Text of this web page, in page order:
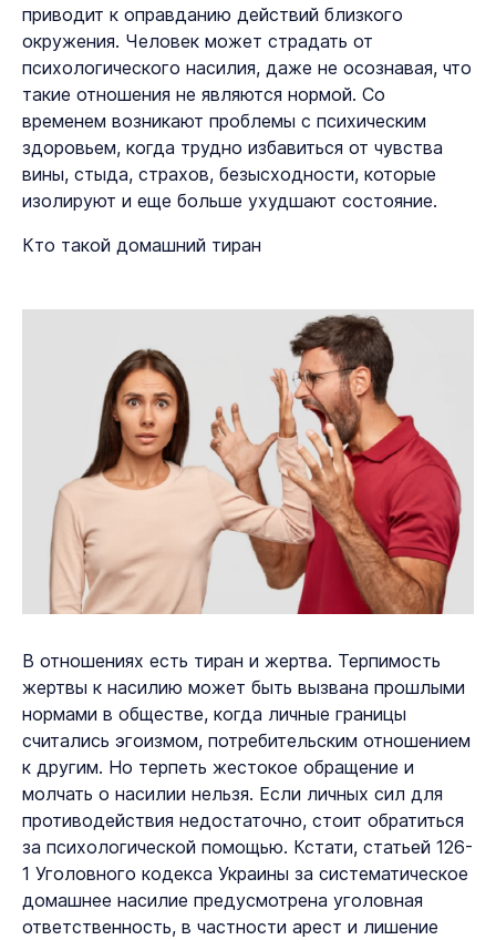
приводит к оправданию действий близкого
окружения. Человек может страдать от
психологического насилия, даже не осознавая, что
такие отношения не являются нормой. Со
временем возникают проблемы с психическим
здоровьем, когда трудно избавиться от чувства
вины, стыда, страхов, безысходности, которые
изолируют и еще больше ухудшают состояние.
Кто такой домашний тиран
В отношениях есть тиран и жертва. Терпимость
жертвы к насилию может быть вызвана прошлыми
нормами в обществе, когда личные границы
считались эгоизмом, потребительским отношением
к другим. Но терпеть жестокое обращение и
молчать о насилии нельзя. Если личных сил для
противодействия недостаточно, стоит обратиться
за психологической помощью. Кстати, статьей 126-
1 Уголовного кодекса Украины за систематическое
домашнее насилие предусмотрена уголовная
ответственность, в частности арест и лишение